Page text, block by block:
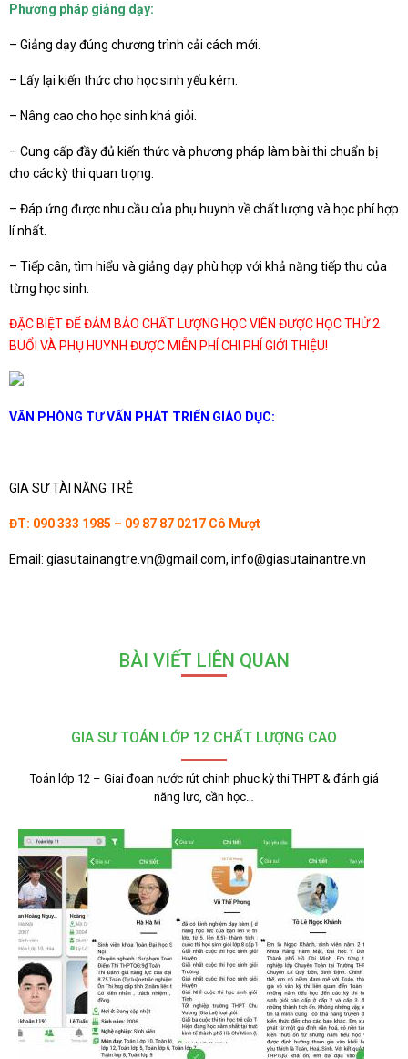
Phương pháp giảng dạy:
– Giảng dạy đúng chương trình cải cách mới.
– Lấy lại kiến thức cho học sinh yếu kém.
– Nâng cao cho học sinh khá giỏi.
– Cung cấp đầy đủ kiến thức và phương pháp làm bài thi chuẩn bị
cho các kỳ thi quan trọng.
– Đáp ứng được nhu cầu của phụ huynh về chất lượng và học phí hợp
lí nhất.
– Tiếp cân, tìm hiểu và giảng dạy phù hợp với khả năng tiếp thu của
từng học sinh.
ĐẶC BIỆT ĐỂ ĐẢM BẢO CHẤT LƯỢNG HỌC VIÊN ĐƯỢC HỌC THỬ 2
BUỔI VÀ PHỤ HUYNH ĐƯỢC MIỄN PHÍ CHI PHÍ GIỚI THIỆU!
VĂN PHÒNG TƯ VẤN PHÁT TRIỂN GIÁO DỤC:
GIA SƯ TÀI NĂNG TRẺ
ĐT: 090 333 1985 – 09 87 87 0217 Cô Mượt
Email: giasutainangtre.vn@gmail.com, info@giasutainantre.vn
BÀI VIẾT LIÊN QUAN
GIA SƯ TOÁN LỚP 12 CHẤT LƯỢNG CAO
Toán lớp 12 – Giai đoạn nước rút chinh phục kỳ thi THPT & đánh giá
năng lực, cần học…